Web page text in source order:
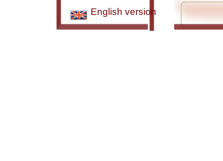
English version